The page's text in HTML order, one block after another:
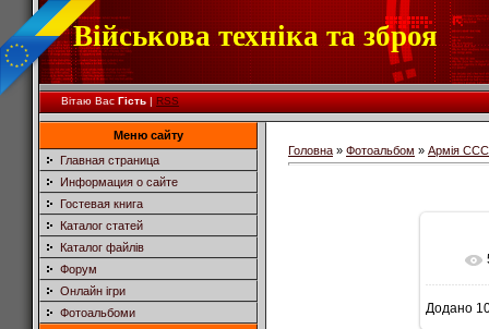
Військова техніка та зброя
Вітаю Вас Гість|RSS
Меню сайту
Главная страница
Информация о сайте
Гостевая книга
Каталог статей
Каталог файлів
Форум
Онлайн ігри
Фотоальбоми
Головна » Фотоальбом » Армія
Додано